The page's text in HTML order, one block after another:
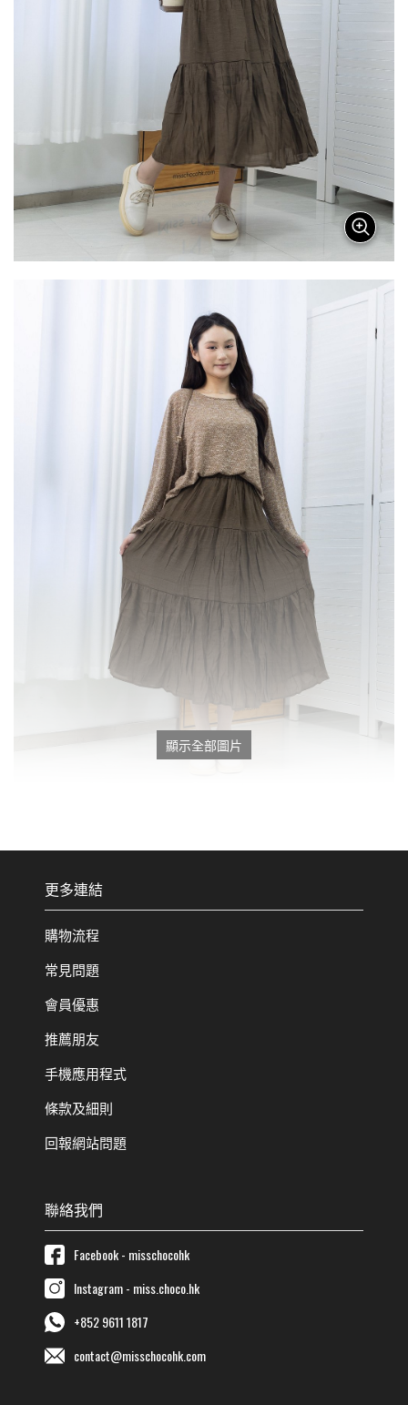
顯示全部圖片
更多連結
購物流程
常見問題
會員優惠
推薦朋友
手機應用程式
條款及細則
回報網站問題
聯絡我們
Facebook - misschocohk
Instagram - miss.choco.hk
+852 9611 1817
contact@misschocohk.com